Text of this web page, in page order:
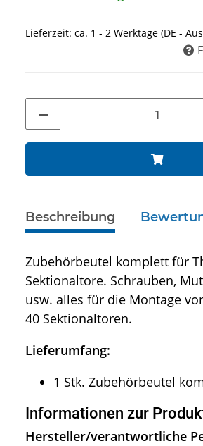
Lieferzeit: ca. 1 - 2 Werktage (DE -
Beschreibung
Zubehörbeutel komplett für
Sektionaltore. Schrauben,
usw. alles für die Montage
40 Sektionaltoren.
Lieferumfang:
1 Stk. Zubehörbeutel
Informationen zur
Hersteller/verantwortliche